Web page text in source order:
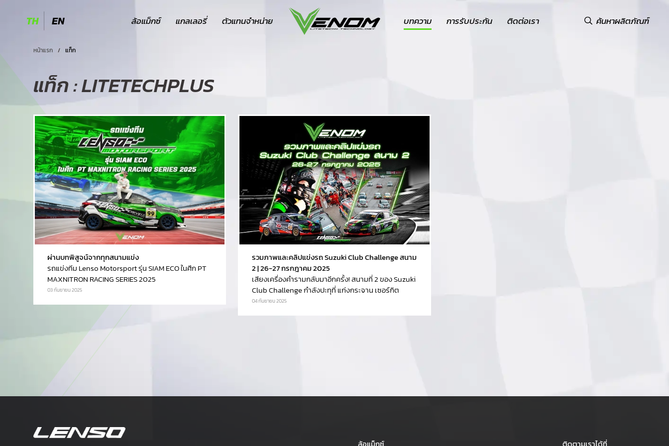
TH EN ล้อแม็กซ์ แกลเลอรี่ ตัวแทนจำหน่าย บทความ การรับประกัน ติดต่อเรา ค้นหาผลิตภัณฑ์
หน้าแรก / แท็ก
แท็ก : LITETECHPLUS
ผ่านบทพิสูจน์จากทุกสนามแข่ง
รถแข่งทีม Lenso Motorsport รุ่น SIAM ECO ในศึก PT
MAXNITRON RACING SERIES 2025
03 กันยายน 2025
รวมภาพและคลิปแข่งรถ Suzuki Club Challenge สนาม
2 | 26-27 กรกฎาคม 2025
เสียงเครื่องคำรามกลับมาอีกครั้ง! สนามที่ 2 ของ Suzuki
Club Challenge กำลังปะทุที่ แก่งกระจาน เซอร์กิต
04 กันยายน 2025